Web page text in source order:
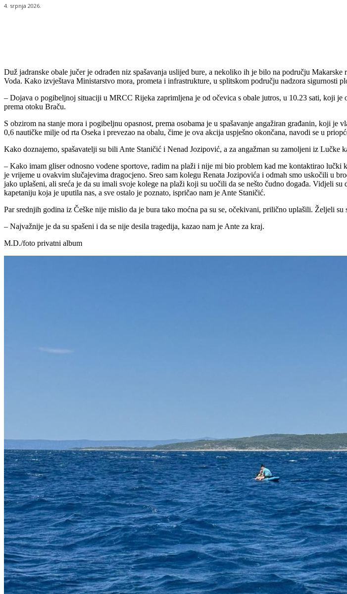
4. srpnja 2026.
Duž jadranske obale jučer je odrađen niz spašavanja uslijed bure, a nekoliko ih je bilo na području
Voda. Kako izvještava Ministarstvo mora, prometa i infrastrukture, u splitskom području nadzora sigurnosti
– Dojava o pogibeljnoj situaciji u MRCC Rijeka zaprimljena je od očevica s obale jutros, u 10.23 sati, koji
prema otoku Braču.
S obzirom na stanje mora i pogibeljnu opasnost, prema osobama je u spašavanje angažiran građanin, koji
0,6 nautičke milje od rta Oseka i prevezao na obalu, čime je ova akcija uspješno okončana, navodi se u
Kako doznajemo, spašavatelji su bili Ante Staničić i Nenad Jozipović, a za angažman su zamoljeni iz Lučke
– Kako imam gliser odnosno vodene sportove, radim na plaži i nije mi bio problem kad me kontaktirao
je vrijeme u ovakvim slučajevima dragocjeno. Sreo sam kolegu Renata Jozipovića i odmah smo uskočili u
jako uplašeni, ali sreća je da su imali svoje kolege na plaži koji su uočili da se nešto čudno događa. Vidjeli
kapetaniju koja je uputila nas, a sve ostalo je poznato, ispričao nam je Ante Staničić.
Par srednjih godina iz Češke nije mislio da je bura tako moćna pa su se, očekivani, prilično uplašili. Željeli
– Najvažnije je da su spašeni i da se nije desila tragedija, kazao nam je Ante za kraj.
M.D./foto privatni album